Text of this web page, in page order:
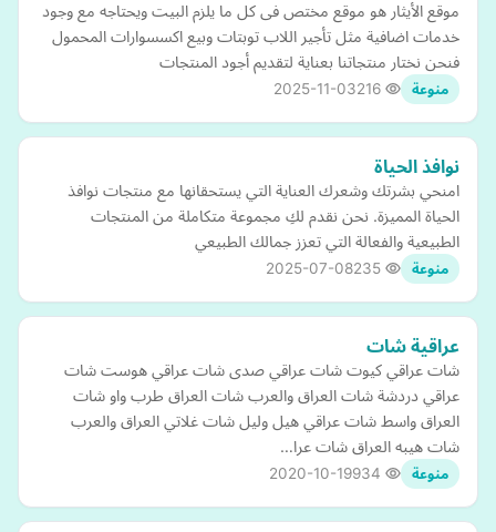
موقع الأيثار هو موقع مختص فى كل ما يلزم البيت ويحتاجه مع وجود
خدمات اضافية مثل تأجير اللاب توبتات وبيع اكسسوارات المحمول
فنحن نختار منتجاتنا بعناية لتقديم أجود المنتجات
منوعة 2025-11-03
نوافذ الحياة
امنحي بشرتك وشعرك العناية التي يستحقانها مع منتجات نوافذ
الحياة المميزة. نحن نقدم لكِ مجموعة متكاملة من المنتجات
الطبيعية والفعالة التي تعزز جمالك الطبيعي
منوعة 2025-07-08
عراقية شات
شات عراقي كيوت شات عراقي صدى شات عراقي هوست شات
عراقي دردشة شات العراق والعرب شات العراق طرب واو شات
العراق واسط شات عراقي هيل وليل شات غلاتي العراق والعرب
شات هيبه العراق شات عرا…
منوعة 2020-10-19